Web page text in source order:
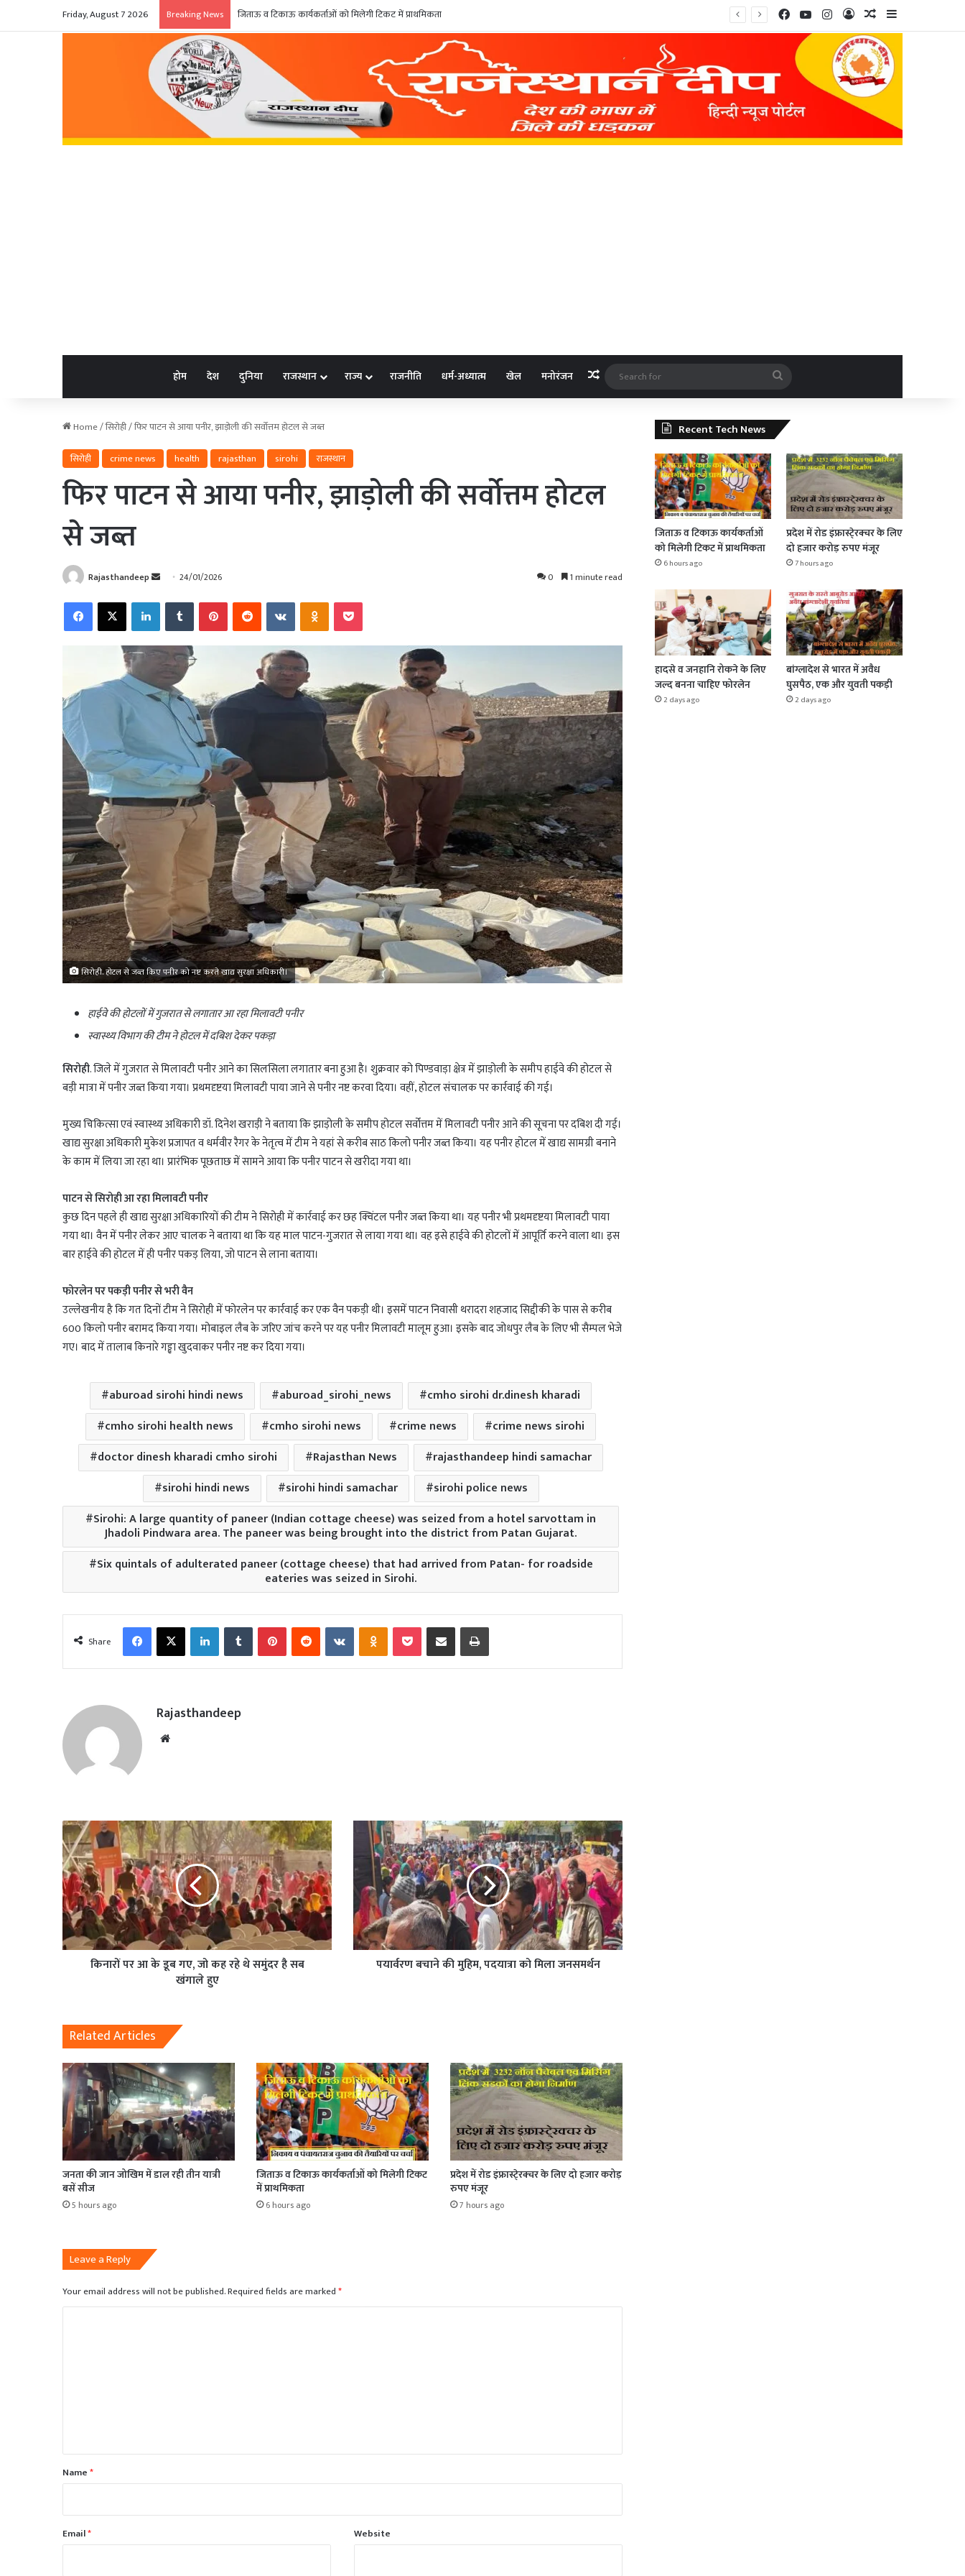
Friday, August 7 2026 Breaking News जिताऊ व टिकाऊ कार्यकर्ताओं को मिलेगी टिकट में प्राथमिकता FacebookYouTubeInstagram
Log InRandom Article
Sidebar
होम देश दुनिया राजस्थान राज्य राजनीति धर्म-अध्यात्म खेल मनोरंजन Random Article
Search
for
Home/सिरोही/फिर पाटन से आया पनीर, झाड़ोली की सर्वोत्तम होटल से जब्त
सिरोही
crime news health rajasthan sirohi राजस्थान
फिर पाटन से आया पनीर, झाड़ोली की सर्वोत्तम होटल
से जब्त
Rajasthandeep
Send
email
24/01/2026 0 1 minute read
FacebookX LinkedInTumblr PinterestReddit VKontakteOdnoklassniki
Pocket
सिरोही. होटल से जब्त किए पनीर को नष्ट करते खाद्य सुरक्षा अधिकारी।
हाईवे की होटलों में गुजरात से लगातार आ रहा मिलावटी पनीर
स्वास्थ्य विभाग की टीम ने होटल में दबिश देकर पकड़ा
सिरोही. जिले में गुजरात से मिलावटी पनीर आने का सिलसिला लगातार बना हुआ है। शुक्रवार को पिण्डवाड़ा क्षेत्र में झाड़ोली के समीप हाईवे की होटल से
बड़ी मात्रा में पनीर जब्त किया गया। प्रथमदृष्टया मिलावटी पाया जाने से पनीर नष्ट करवा दिया। वहीं, होटल संचालक पर कार्रवाई की गई।
मुख्य चिकित्सा एवं स्वास्थ्य अधिकारी डॉ. दिनेश खराड़ी ने बताया कि झाड़ोली के समीप होटल सर्वोत्तम में मिलावटी पनीर आने की सूचना पर दबिश दी गई।
खाद्य सुरक्षा अधिकारी मुकेश प्रजापत व धर्मवीर रैगर के नेतृत्व में टीम ने यहां से करीब साठ किलो पनीर जब्त किया। यह पनीर होटल में खाद्य सामग्री बनाने
के काम में लिया जा रहा था। प्रारंभिक पूछताछ में सामने आया कि पनीर पाटन से खरीदा गया था।
पाटन से सिरोही आ रहा मिलावटी पनीर
कुछ दिन पहले ही खाद्य सुरक्षा अधिकारियों की टीम ने सिरोही में कार्रवाई कर छह क्विंटल पनीर जब्त किया था। यह पनीर भी प्रथमदृष्टया मिलावटी पाया
गया था। वैन में पनीर लेकर आए चालक ने बताया था कि यह माल पाटन-गुजरात से लाया गया था। वह इसे हाईवे की होटलों में आपूर्ति करने वाला था। इस
बार हाईवे की होटल में ही पनीर पकड़ लिया, जो पाटन से लाना बताया।
फोरलेन पर पकड़ी पनीर से भरी वैन
उल्लेखनीय है कि गत दिनों टीम ने सिरोही में फोरलेन पर कार्रवाई कर एक वैन पकड़ी थी। इसमें पाटन निवासी थरादरा शहजाद सिद्दीकी के पास से करीब
600 किलो पनीर बरामद किया गया। मोबाइल लैब के जरिए जांच करने पर यह पनीर मिलावटी मालूम हुआ। इसके बाद जोधपुर लैब के लिए भी सैम्पल भेजे
गए। बाद में तालाब किनारे गड्ढा खुदवाकर पनीर नष्ट कर दिया गया।
aburoad sirohi hindi news aburoad_sirohi_news
cmho sirohi dr.dinesh kharadi
cmho sirohi health news
cmho sirohi news crime news
crime news sirohi
doctor dinesh kharadi cmho sirohi
Rajasthan News
rajasthandeep hindi samachar
sirohi hindi news
sirohi hindi samachar
sirohi police news
Sirohi: A large quantity of paneer (Indian cottage cheese) was seized from a hotel sarvottam in
Jhadoli Pindwara area. The paneer was being brought into the district from Patan Gujarat.
Six quintals of adulterated paneer (cottage cheese) that had arrived from Patan- for roadside
eateries was seized in Sirohi.
Share
FacebookX LinkedInTumblr PinterestReddit VKontakteOdnoklassniki
Pocket Share via Email Print
Rajasthandeep
किनारों पर आ के डूब गए, जो कह रहे थे समुंदर है सब
खंगाले हुए
पयार्वरण बचाने की मुहिम, पदयात्रा को मिला जनसमर्थन
Related Articles
जनता की जान जोखिम में डाल रही तीन यात्री
बसें सीज
5 hours ago
जिताऊ व टिकाऊ कार्यकर्ताओं को मिलेगी टिकट
में प्राथमिकता
6 hours ago
प्रदेश में रोड इंफ्रास्टे्रक्चर के लिए दो हजार करोड़
रुपए मंजूर
7 hours ago
Leave a Reply
Your email address will not be published.Required fields are marked*
*Name*
Email* Website
Recent Tech News
जिताऊ व टिकाऊ कार्यकर्ताओं
को मिलेगी टिकट में प्राथमिकता
6 hours ago
प्रदेश में रोड इंफ्रास्टे्रक्चर के लिए
दो हजार करोड़ रुपए मंजूर
7 hours ago
हादसे व जनहानि रोकने के लिए
जल्द बनना चाहिए फोरलेन
2 days ago
बांग्लादेश से भारत में अवैध
घुसपैठ, एक और युवती पकड़ी
2 days ago